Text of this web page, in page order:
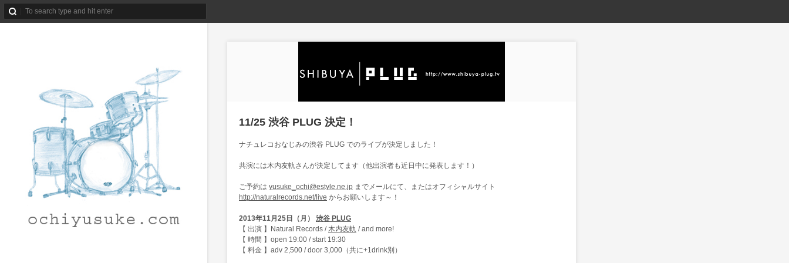
11/25 渋谷 PLUG 決定！
ナチュレコおなじみの渋谷 PLUG でのライブが決定しました！
共演には木内友軌さんが決定してます（他出演者も近日中に発表します！）
ご予約は yusuke_ochi@estyle.ne.jp までメールにて、またはオフィシャルサイト
http://naturalrecords.net/live からお願いします～！
2013年11月25日（月） 渋谷 PLUG
【 出演 】Natural Records /木内友軌 / and more!
【 時間 】open 19:00 / start 19:30
【 料金 】adv 2,500 / door 3,000（共に+1drink別）